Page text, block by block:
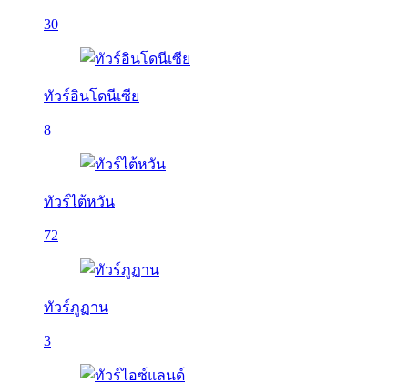
30
ทัวร์อินโดนีเซีย
8
ทัวร์ไต้หวัน
72
ทัวร์ภูฏาน
3